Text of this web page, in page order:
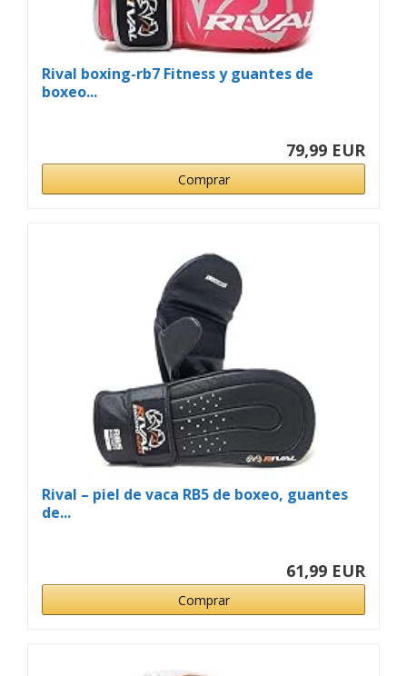
Rival boxing-rb7 Fitness y guantes de
boxeo...
79,99 EUR
Comprar
Rival – piel de vaca RB5 de boxeo, guantes
de...
61,99 EUR
Comprar